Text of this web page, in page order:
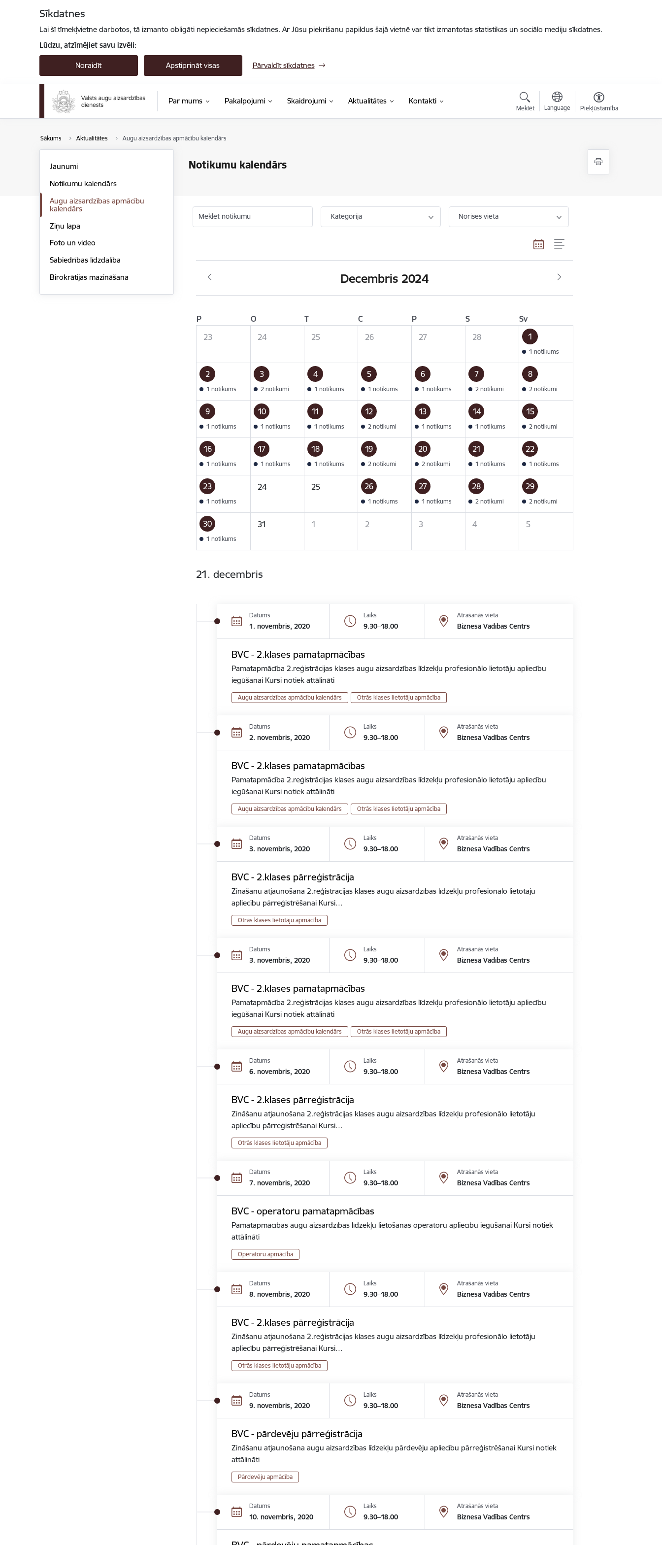
Sīkdatnes
Lai šī tīmekļvietne darbotos, tā izmanto obligāti nepieciešamās sīkdatnes. Ar Jūsu piekrišanu papildus šajā vietnē var tikt izmantotas statistikas un sociālo mediju sīkdatnes.
Lūdzu, atzīmējiet savu izvēli:
Noraidīt Apstiprināt visas Pārvaldīt sīkdatnes
Par mums Pakalpojumi Skaidrojumi Aktualitātes Kontakti
Meklēt Language Piekļūstamība
Sākums Aktualitātes Augu aizsardzības apmācību kalendārs
Notikumu kalendārs
Jaunumi
Notikumu kalendārs
Augu aizsardzības apmācību
kalendārs
Ziņu lapa
Foto un video
Sabiedrības līdzdalība
Birokrātijas mazināšana
Meklēt notikumu Kategorija Norises vieta
Decembris 2024
P O T C P S
Sv
23
24 25 26 27 28 1
1 notikums
2
1 notikums
3
2 notikumi
4
1 notikums
5
1 notikums
6
1 notikums
7
2 notikumi
8
2 notikumi
9
1 notikums
10
1 notikums
11
1 notikums
12
2 notikumi
13
1 notikums
14
1 notikums
15
2 notikumi
16
1 notikums
17
1 notikums
18
1 notikums
19
2 notikumi
20
2 notikumi
21
1 notikums
22
1 notikums
23
1 notikums
24 25 26
1 notikums
27
1 notikums
28
2 notikumi
29
2 notikumi
30
1 notikums
31 1 2 3 4 5
21. decembris
Datums
1. novembris, 2020
Laiks
9.30–18.00
Atrašanās vieta
Biznesa Vadības Centrs
BVC - 2.klases pamatapmācības
Pamatapmācība 2.reģistrācijas klases augu aizsardzības līdzekļu profesionālo lietotāju apliecību
iegūšanai Kursi notiek attālināti
Augu aizsardzības apmācību kalendārs Otrās klases lietotāju apmācība
Datums
2. novembris, 2020
Laiks
9.30–18.00
Atrašanās vieta
Biznesa Vadības Centrs
BVC - 2.klases pamatapmācības
Pamatapmācība 2.reģistrācijas klases augu aizsardzības līdzekļu profesionālo lietotāju apliecību
iegūšanai Kursi notiek attālināti
Augu aizsardzības apmācību kalendārs Otrās klases lietotāju apmācība
Datums
3. novembris, 2020
Laiks
9.30–18.00
Atrašanās vieta
Biznesa Vadības Centrs
BVC - 2.klases pārreģistrācija
Zināšanu atjaunošana 2.reģistrācijas klases augu aizsardzības līdzekļu profesionālo lietotāju
apliecību pārreģistrēšanai Kursi…
Otrās klases lietotāju apmācība
Datums
3. novembris, 2020
Laiks
9.30–18.00
Atrašanās vieta
Biznesa Vadības Centrs
BVC - 2.klases pamatapmācības
Pamatapmācība 2.reģistrācijas klases augu aizsardzības līdzekļu profesionālo lietotāju apliecību
iegūšanai Kursi notiek attālināti
Augu aizsardzības apmācību kalendārs Otrās klases lietotāju apmācība
Datums
6. novembris, 2020
Laiks
9.30–18.00
Atrašanās vieta
Biznesa Vadības Centrs
BVC - 2.klases pārreģistrācija
Zināšanu atjaunošana 2.reģistrācijas klases augu aizsardzības līdzekļu profesionālo lietotāju
apliecību pārreģistrēšanai Kursi…
Otrās klases lietotāju apmācība
Datums
7. novembris, 2020
Laiks
9.30–18.00
Atrašanās vieta
Biznesa Vadības Centrs
BVC - operatoru pamatapmācības
Pamatapmācības augu aizsardzības līdzekļu lietošanas operatoru apliecību iegūšanai Kursi notiek
attālināti
Operatoru apmācība
Datums
8. novembris, 2020
Laiks
9.30–18.00
Atrašanās vieta
Biznesa Vadības Centrs
BVC - 2.klases pārreģistrācija
Zināšanu atjaunošana 2.reģistrācijas klases augu aizsardzības līdzekļu profesionālo lietotāju
apliecību pārreģistrēšanai Kursi…
Otrās klases lietotāju apmācība
Datums
9. novembris, 2020
Laiks
9.30–18.00
Atrašanās vieta
Biznesa Vadības Centrs
BVC - pārdevēju pārreģistrācija
Zināšanu atjaunošana augu aizsardzības līdzekļu pārdevēju apliecību pārreģistrēšanai Kursi notiek
attālināti
Pārdevēju apmācība
Datums
10. novembris, 2020
Laiks
9.30–18.00
Atrašanās vieta
Biznesa Vadības Centrs